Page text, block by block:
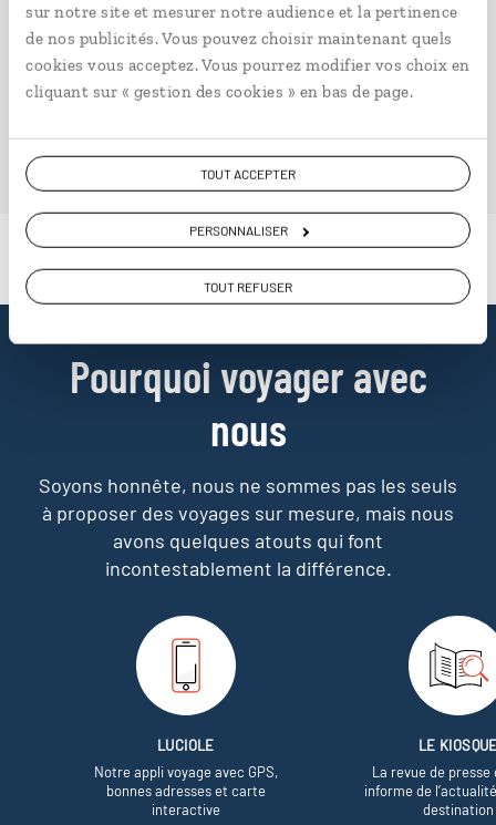
sur notre site et mesurer notre audience et la pertinence
de nos publicités. Vous pouvez choisir maintenant quels
cookies vous acceptez. Vous pourrez modifier vos choix en
cliquant sur « gestion des cookies » en bas de page.
TOUT ACCEPTER
PERSONNALISER
TOUT REFUSER
passionnent les découvertes et rencontres du bout du
monde, il fait naître une irrésistible envie d’aller voir
ailleurs.
Pourquoi voyager avec
nous
Soyons honnête, nous ne sommes pas les seuls
à proposer des voyages sur mesure, mais nous
avons quelques atouts qui font
incontestablement la différence.
LUCIOLE
Notre appli voyage avec GPS,
bonnes adresses et carte
interactive
LE
La revue de presse
informe de
destination